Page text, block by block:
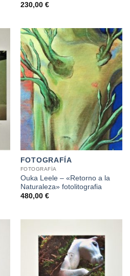
230,00 €
FOTOGRAFÍA
FOTOGRAFÍA
Ouka Leele – «Retorno a la
Naturaleza» fotolitografia
480,00 €